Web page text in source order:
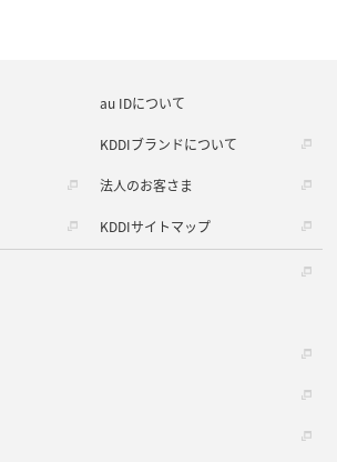
au IDについて
KDDIブランドについて
法人のお客さま
KDDIサイトマップ